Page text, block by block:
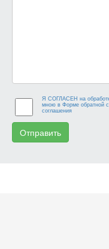
Я СОГЛАСЕН на
мною в Форме обратной
соглашения
Отправить